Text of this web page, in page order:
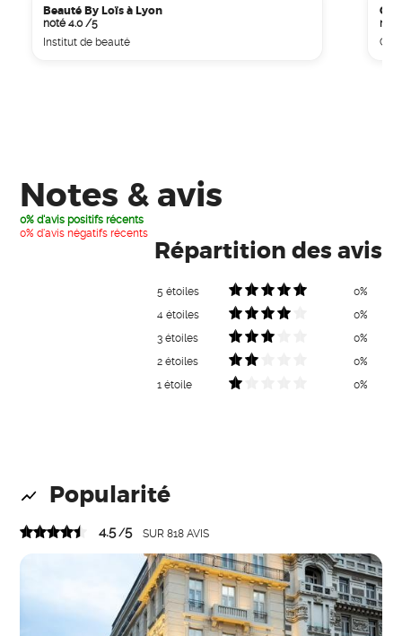
Beauté By Loïs à Lyon
noté 4.0 /5
Institut de beauté
Notes & avis
0% d'avis positifs récents
0% d'avis négatifs récents
Répartition des avis
5 étoiles
0%
4 étoiles
0%
3 étoiles
0%
2 étoiles
0%
1 étoile
0%
Popularité
4.5/5 SUR818 AVIS